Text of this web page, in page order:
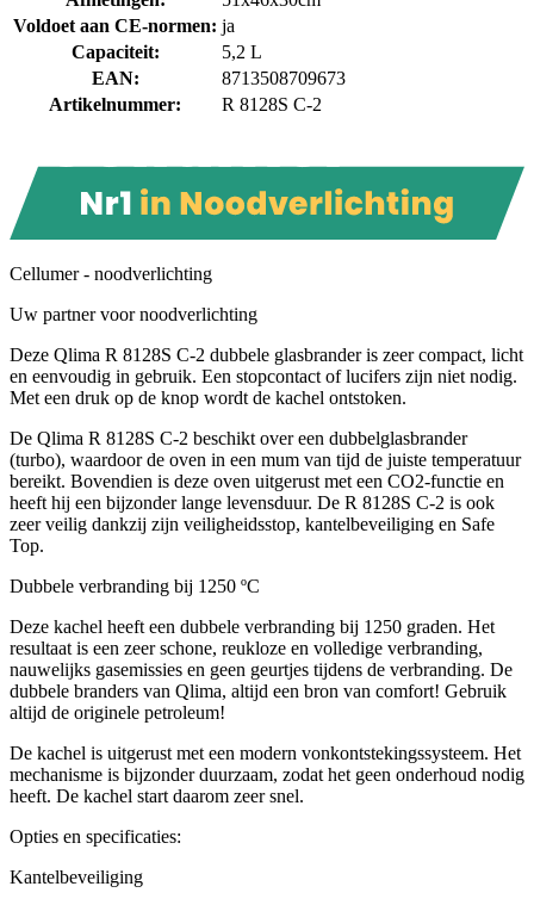
Voldoet aan CE-normen: ja
Capaciteit:
5,2 L
EAN:
8713508709673
Artikelnummer: R 8128S C-2
Cellumer - noodverlichting
Uw partner voor noodverlichting
Deze Qlima R 8128S C-2 dubbele glasbrander is zeer compact, licht
en eenvoudig in gebruik. Een stopcontact of lucifers zijn niet nodig.
Met een druk op de knop wordt de kachel ontstoken.
De Qlima R 8128S C-2 beschikt over een dubbelglasbrander
(turbo), waardoor de oven in een mum van tijd de juiste temperatuur
bereikt. Bovendien is deze oven uitgerust met een CO2-functie en
heeft hij een bijzonder lange levensduur. De R 8128S C-2 is ook
zeer veilig dankzij zijn veiligheidsstop, kantelbeveiliging en Safe
Top.
Dubbele verbranding bij 1250 ºC
Deze kachel heeft een dubbele verbranding bij 1250 graden. Het
resultaat is een zeer schone, reukloze en volledige verbranding,
nauwelijks gasemissies en geen geurtjes tijdens de verbranding. De
dubbele branders van Qlima, altijd een bron van comfort! Gebruik
altijd de originele petroleum!
De kachel is uitgerust met een modern vonkontstekingssysteem. Het
mechanisme is bijzonder duurzaam, zodat het geen onderhoud nodig
heeft. De kachel start daarom zeer snel.
Opties en specificaties:
Kantelbeveiliging